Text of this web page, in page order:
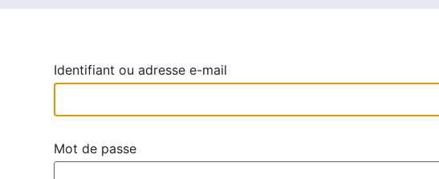
Identifiant ou adresse e-mail
Mot de passe